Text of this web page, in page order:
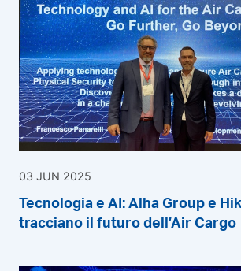
03 JUN 2025
Tecnologia e AI: Alha Group e
tracciano il futuro dell’Air Cargo